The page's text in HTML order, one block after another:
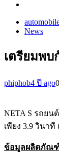
News
เตรียมพบ
phiphob4 ปี ago0
NETA S รถยน
เพียง 3.9 วินา
ข้อมูลผลิตภัณ